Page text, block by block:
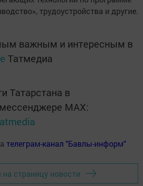
трудоустройства и другие.
важным и интересным в
Татмедиа
Татарстана в
MАХ:
телеграм-канал "Бавлы-информ"
на страницу новости